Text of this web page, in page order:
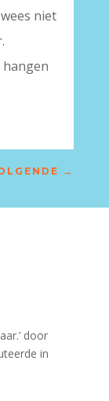
niet
→
door
in